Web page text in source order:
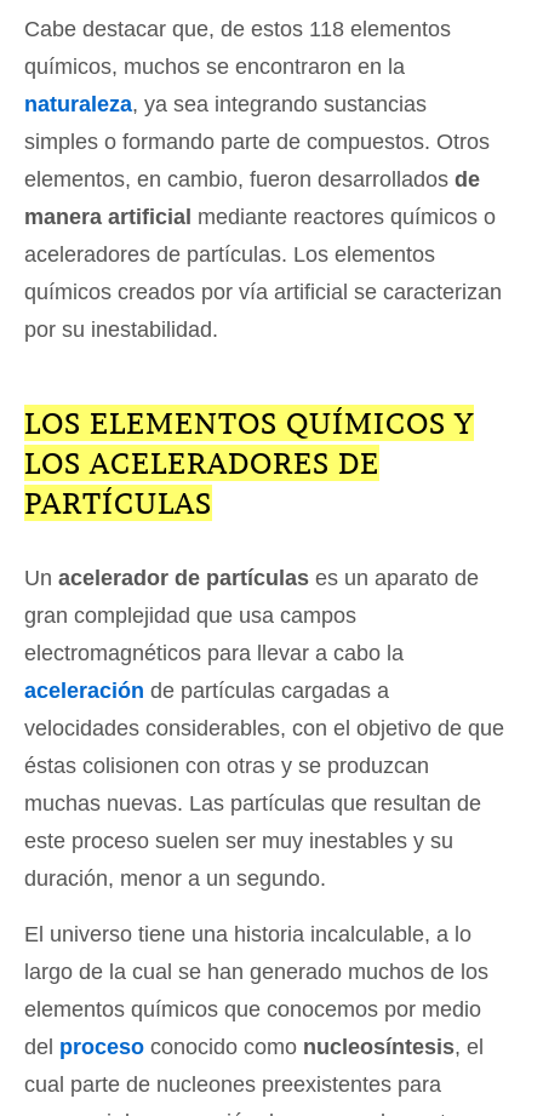
Cabe destacar que, de estos 118 elementos
químicos, muchos se encontraron en la
naturaleza, ya sea integrando sustancias
simples o formando parte de compuestos. Otros
elementos, en cambio, fueron desarrollados de
manera artificial mediante reactores químicos o
aceleradores de partículas. Los elementos
químicos creados por vía artificial se caracterizan
por su inestabilidad.
LOS ELEMENTOS QUÍMICOS Y
LOS ACELERADORES DE
PARTÍCULAS
Un acelerador de partículas es un aparato de
gran complejidad que usa campos
electromagnéticos para llevar a cabo la
aceleración de partículas cargadas a
velocidades considerables, con el objetivo de que
éstas colisionen con otras y se produzcan
muchas nuevas. Las partículas que resultan de
este proceso suelen ser muy inestables y su
duración, menor a un segundo.
El universo tiene una historia incalculable, a lo
largo de la cual se han generado muchos de los
elementos químicos que conocemos por medio
del proceso conocido como nucleosíntesis, el
cual parte de nucleones preexistentes para